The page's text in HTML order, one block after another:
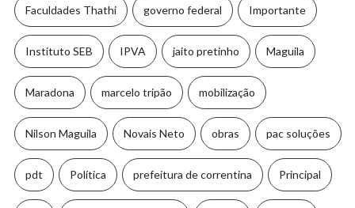
Faculdades Thathi governo federal Importante
Instituto SEB IPVA jaito pretinho Maguila
Maradona marcelo tripão mobilização
Nilson Maguila Novais Neto obras pac soluções
pdt Política prefeitura de correntina Principal